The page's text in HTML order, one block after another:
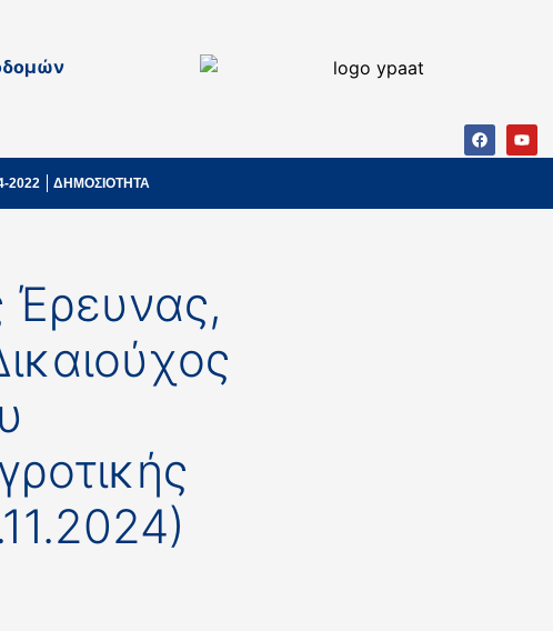
2022 ΔΗΜΟΣΙΟΤΗΤΑ
Έρευνας,